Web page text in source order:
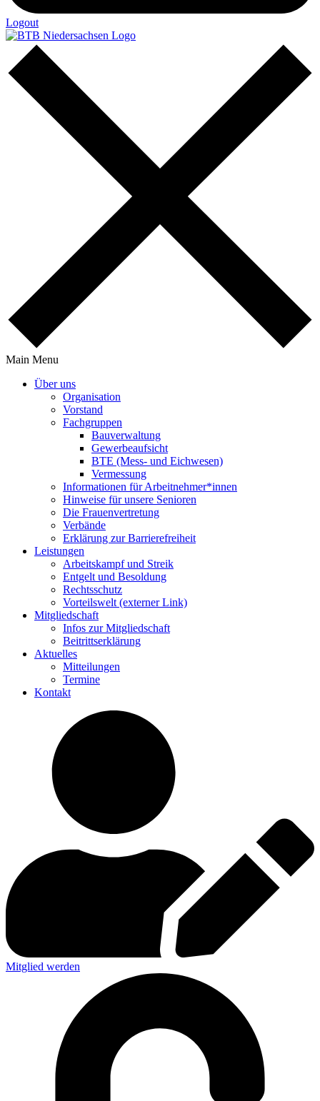
Logout
Main Menu
Über uns
Orga­ni­sa­tion
Vorstand
Fach­gruppen
Bauver­wal­tung
Gewer­be­auf­sicht
BTE (Mess- und Eichwesen)
Vermes­sung
Infor­ma­tionen für Arbeitnehmer*innen
Hinweise für unsere Senioren
Die Frau­en­ver­tre­tung
Verbände
Erklä­rung zur Barrierefreiheit
Leis­tungen
Arbeits­kampf und Streik
Entgelt und Besoldung
Rechts­schutz
Vorteils­welt (externer Link)
Mitglied­schaft
Infos zur Mitgliedschaft
Beitritts­er­klä­rung
Aktu­elles
Mittei­lungen
Termine
Kontakt
Mitglied werden